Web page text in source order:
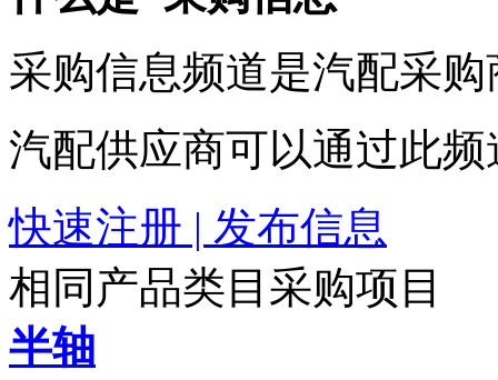
采购信息频道是汽配采
汽配供应商可以通过此
快速注册 | 发布信息
相同产品类目采购项目
半轴